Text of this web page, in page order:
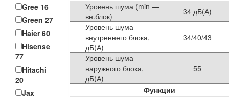
Gree 16
Green 27
Haier 60
Hisense
77
Hitachi
20
Jax
Уровень шума (min —
вн.блок)
34 дБ(А)
Уровень шума
внутреннего блока,
дБ(А)
34/40/43
Уровень шума
наружного блока,
дБ(А)
55
Функции